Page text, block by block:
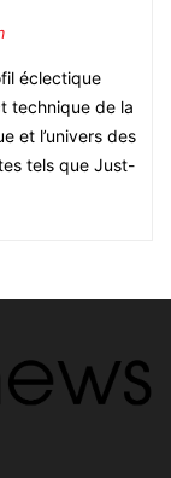
éclectique
technique de la
et l’univers des
tels que Just-